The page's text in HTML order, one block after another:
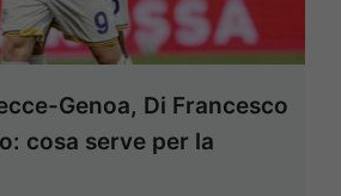
Genoa, Di Francesco
cosa serve per la